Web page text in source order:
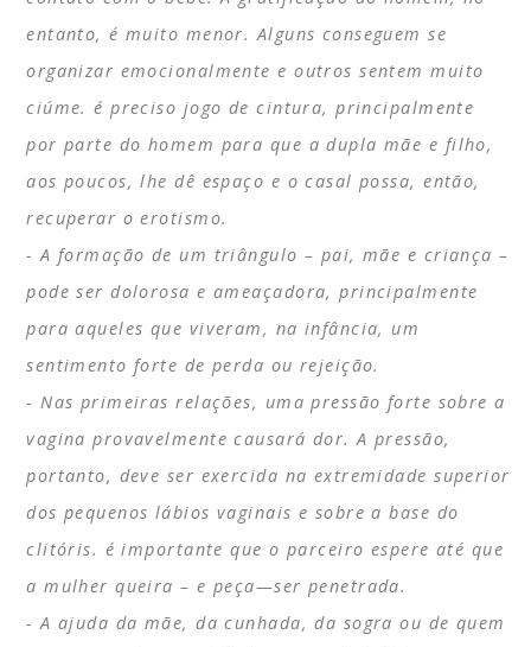
entanto, é muito menor. Alguns conseguem se
organizar emocionalmente e outros sentem muito
ciúme. é preciso jogo de cintura, principalmente
por parte do homem para que a dupla mãe e filho,
aos poucos, lhe dê espaço e o casal possa, então,
recuperar o erotismo.
A formação de um triângulo – pai, mãe e criança –
pode ser dolorosa e ameaçadora, principalmente
para aqueles que viveram, na infância, um
sentimento forte de perda ou rejeição.
Nas primeiras relações, uma pressão forte sobre a
vagina provavelmente causará dor. A pressão,
portanto, deve ser exercida na extremidade superior
dos pequenos lábios vaginais e sobre a base do
clitóris. é importante que o parceiro espere até que
a mulher queira – e peça—ser penetrada.
A ajuda da mãe, da cunhada, da sogra ou de quem